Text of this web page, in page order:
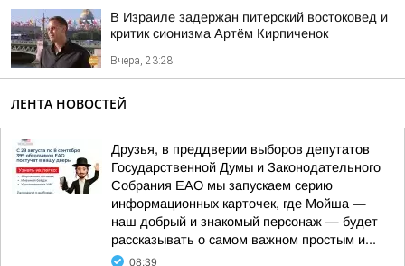
В Израиле задержан питерский востоковед и
критик сионизма Артём Кирпиченок
Вчера, 23:28
ЛЕНТА НОВОСТЕЙ
Друзья, в преддверии выборов депутатов
Государственной Думы и Законодательного
Собрания ЕАО мы запускаем серию
информационных карточек, где Мойша —
наш добрый и знакомый персонаж — будет
рассказывать о самом важном простым и...
08:39